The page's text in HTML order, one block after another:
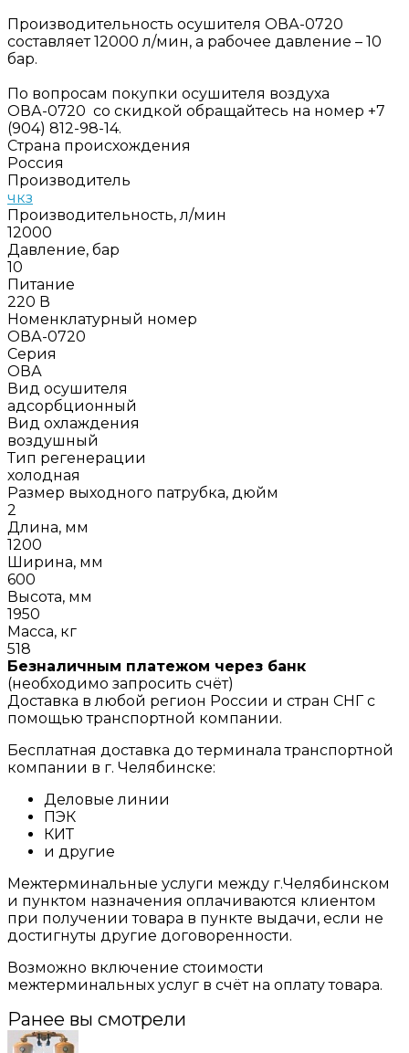
Производительность осушителя ОВА-0720
составляет 12000 л/мин, а рабочее давление – 10
бар.
По вопросам покупки осушителя воздуха
ОВА-0720 со скидкой обращайтесь на номер +7
(904) 812-98-14.
Страна происхождения
Россия
Производитель
чкз
Производительность, л/мин
12000
Давление, бар
10
Питание
220 В
Номенклатурный номер
ОВА-0720
Серия
ОВА
Вид осушителя
адсорбционный
Вид охлаждения
воздушный
Тип регенерации
холодная
Размер выходного патрубка, дюйм
2
Длина, мм
1200
Ширина, мм
600
Высота, мм
1950
Масса, кг
518
Безналичным платежом через банк
(необходимо запросить счёт)
Доставка в любой регион России и стран СНГ с
помощью транспортной компании.
Бесплатная доставка до терминала транспортной
компании в г. Челябинске:
Деловые линии
ПЭК
КИТ
и другие
Межтерминальные услуги между г.Челябинском
и пунктом назначения оплачиваются клиентом
при получении товара в пункте выдачи, если не
достигнуты другие договоренности.
Возможно включение стоимости
межтерминальных услуг в счёт на оплату товара.
Ранее вы смотрели